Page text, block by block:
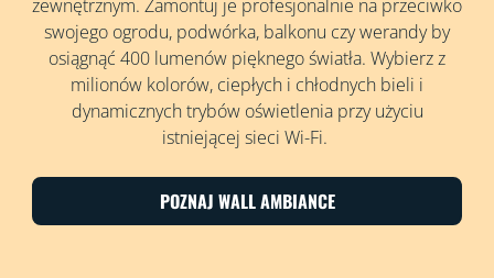
zewnętrznym. Zamontuj je profesjonalnie na przeciwko
swojego ogrodu, podwórka, balkonu czy werandy by
osiągnąć 400 lumenów pięknego światła. Wybierz z
milionów kolorów, ciepłych i chłodnych bieli i
dynamicznych trybów oświetlenia przy użyciu
istniejącej sieci Wi-Fi.
POZNAJ WALL AMBIANCE